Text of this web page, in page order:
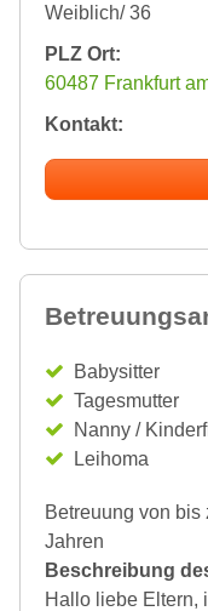
Weiblich/ 36
PLZ Ort:
60487 Frankfurt
Kontakt:
Babysitter
Tagesmutter
Nanny /
Leihoma
Betreuung von bis
Jahren
Beschreibung
Hallo liebe Eltern,